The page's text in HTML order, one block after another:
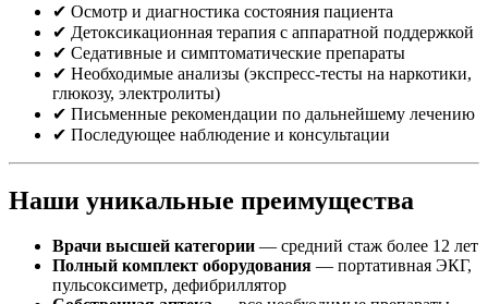
✔ Осмотр и диагностика состояния пациента
✔ Детоксикационная терапия с аппаратной поддержкой
✔ Седативные и симптоматические препараты
✔ Необходимые анализы (экспресс-тесты на наркотики,
глюкозу, электролиты)
✔ Письменные рекомендации по дальнейшему лечению
✔ Последующее наблюдение и консультации
Наши уникальные преимущества
Врачи высшей категории — средний стаж более 12 лет
Полный комплект оборудования — портативная ЭКГ,
пульсоксиметр, дефибриллятор